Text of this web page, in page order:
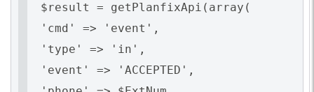
$result = getPlanfixApi(array(
'cmd' => 'event',
'type' => 'in',
'event' => 'ACCEPTED',